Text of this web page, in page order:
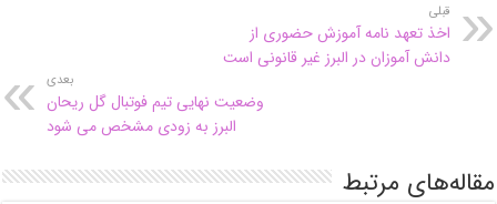
قبلی
اخذ تعهد نامه آموزش حضوری از
دانش آموزان در البرز غیر قانونی است
بعدی
وضعیت نهایی تیم فوتبال گل ریحان
البرز به زودی مشخص می شود
مقاله‌های مرتبط